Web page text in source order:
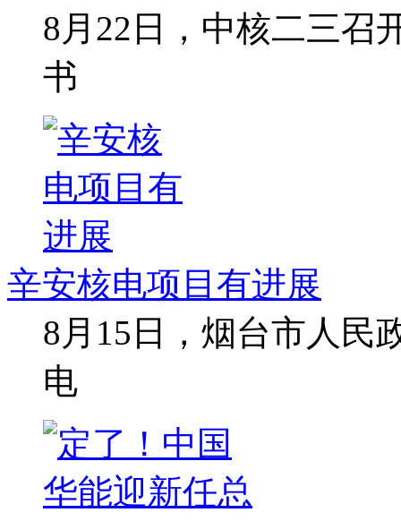
8月22日，中核二三召
书
辛安核电项目有进展
8月15日，烟台市人民
电